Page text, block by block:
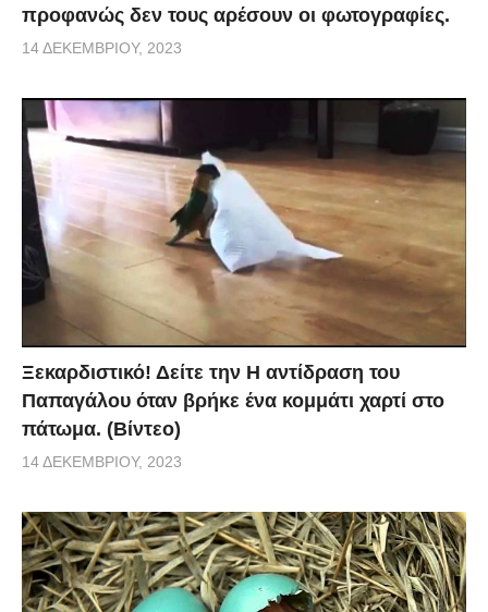
προφανώς δεν τους αρέσουν οι φωτογραφίες.
14 ΔΕΚΕΜΒΡΊΟΥ, 2023
Ξεκαρδιστικό! Δείτε την Η αντίδραση του
Παπαγάλου όταν βρήκε ένα κομμάτι χαρτί στο
πάτωμα. (Βίντεο)
14 ΔΕΚΕΜΒΡΊΟΥ, 2023